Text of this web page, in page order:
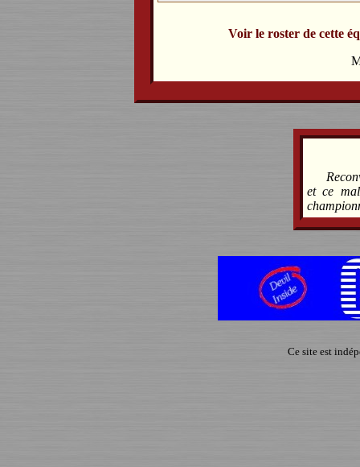
Voir le roster de cette
et ce
Ce site est